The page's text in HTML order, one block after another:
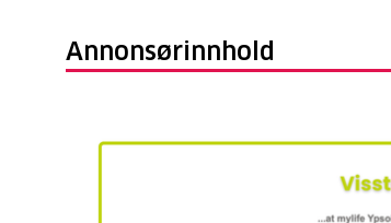
Annonsørinnhold